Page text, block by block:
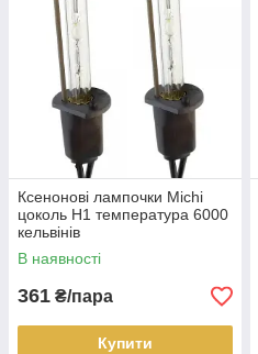
Ксенонові лампочки Michi
цоколь H1 температура 6000
кельвінів
В наявності
361 ₴/пара
Купити